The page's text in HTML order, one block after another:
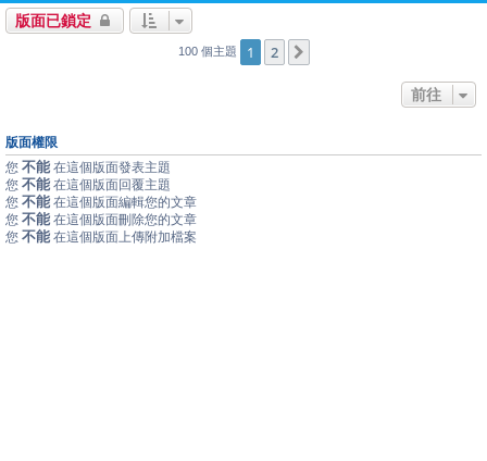
版面已鎖定
100 個主題 1 2
前往
版面權限
您 不能 在這個版面發表主題
您 不能 在這個版面回覆主題
您 不能 在這個版面編輯您的文章
您 不能 在這個版面刪除您的文章
您 不能 在這個版面上傳附加檔案